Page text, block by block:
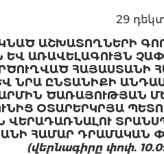
29
ԱՇԽԱՏՈՂՆԵՐԻ
ԵՎ ԱՌԱՎԵԼԱԳՈՒՅՆ
ՀԱՅԱՍՏԱՆԻ
ՆՐԱ ԸՆՏԱՆԻՔԻ
ԾԱՌԱՅՈՒԹՅԱՆ
ՕՏԱՐԵՐԿՐՅԱ
ՎԵՐԱԴԱՌՆԱԼՈՒ
ՀԱՄԱՐ ԴՐԱՄԱԿԱՆ
(վերնագիրը փոփ.